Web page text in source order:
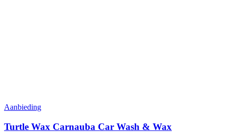
Aanbieding
Turtle Wax Carnauba Car Wash & Wax